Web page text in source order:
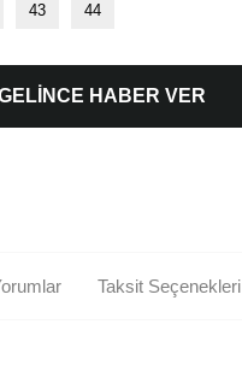
43 44
HABER VER
Taksit Seçenekleri